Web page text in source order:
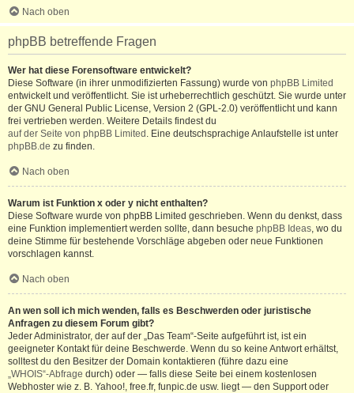
Nach oben
phpBB betreffende Fragen
Wer hat diese Forensoftware entwickelt?
Diese Software (in ihrer unmodifizierten Fassung) wurde von phpBB Limited
entwickelt und veröffentlicht. Sie ist urheberrechtlich geschützt. Sie wurde unter
der GNU General Public License, Version 2 (GPL-2.0) veröffentlicht und kann
frei vertrieben werden. Weitere Details findest du
auf der Seite von phpBB Limited . Eine deutschsprachige Anlaufstelle ist unter
phpBB.de zu finden.
Nach oben
Warum ist Funktion x oder y nicht enthalten?
Diese Software wurde von phpBB Limited geschrieben. Wenn du denkst, dass
eine Funktion implementiert werden sollte, dann besuche phpBB Ideas, wo du
deine Stimme für bestehende Vorschläge abgeben oder neue Funktionen
vorschlagen kannst.
Nach oben
An wen soll ich mich wenden, falls es Beschwerden oder juristische
Anfragen zu diesem Forum gibt?
Jeder Administrator, der auf der „Das Team“-Seite aufgeführt ist, ist ein
geeigneter Kontakt für deine Beschwerde. Wenn du so keine Antwort erhältst,
solltest du den Besitzer der Domain kontaktieren (führe dazu eine
„WHOIS“-Abfrage durch) oder — falls diese Seite bei einem kostenlosen
Webhoster wie z. B. Yahoo!, free.fr, funpic.de usw. liegt — den Support oder